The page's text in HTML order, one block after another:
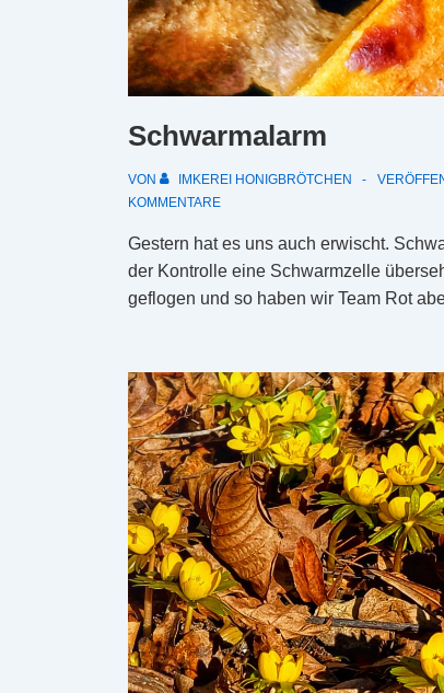
Schwarmalarm
VON IMKEREI HONIGBRÖTCHEN
KOMMENTARE
Gestern hat es uns auch erwischt.
der Kontrolle eine Schwarmzelle
geflogen und so haben wir Team Rot